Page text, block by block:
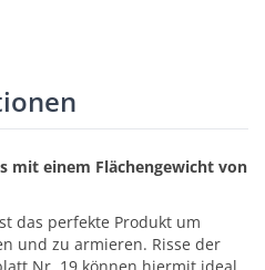
mit einem Flächengewicht von
das perfekte Produkt um
und zu armieren. Risse der